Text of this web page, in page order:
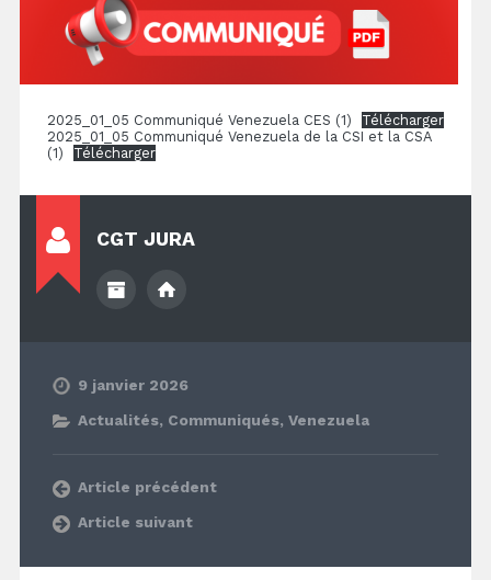
2025_01_05 Communiqué Venezuela CES (1)
Télécharger
2025_01_05 Communiqué Venezuela de la CSI et la CSA
(1)
Télécharger
CGT JURA
9 janvier 2026
Actualités, Communiqués, Venezuela
Article précédent
Article suivant